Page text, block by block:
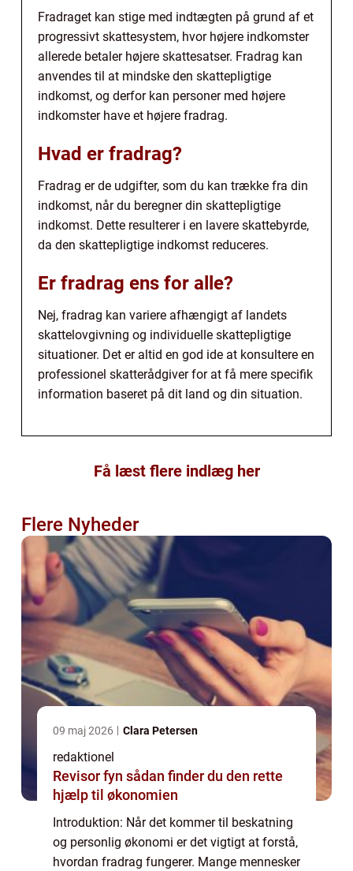
Fradraget kan stige med indtægten på grund af et
progressivt skattesystem, hvor højere indkomster
allerede betaler højere skattesatser. Fradrag kan
anvendes til at mindske den skattepligtige
indkomst, og derfor kan personer med højere
indkomster have et højere fradrag.
Hvad er fradrag?
Fradrag er de udgifter, som du kan trække fra din
indkomst, når du beregner din skattepligtige
indkomst. Dette resulterer i en lavere skattebyrde,
da den skattepligtige indkomst reduceres.
Er fradrag ens for alle?
Nej, fradrag kan variere afhængigt af landets
skattelovgivning og individuelle skattepligtige
situationer. Det er altid en god ide at konsultere en
professionel skatterådgiver for at få mere specifik
information baseret på dit land og din situation.
Få læst flere indlæg her
Flere Nyheder
09 maj 2026 Clara Petersen
redaktionel
Revisor fyn sådan finder du den rette
hjælp til økonomien
Introduktion: Når det kommer til beskatning
og personlig økonomi er det vigtigt at forstå,
hvordan fradrag fungerer. Mange mennesker